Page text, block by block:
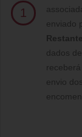
1
enviado
dados
envio